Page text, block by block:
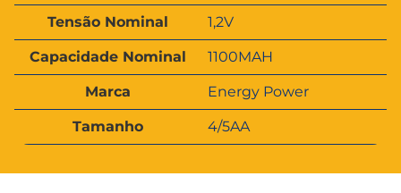
b
t
o
s
l
o
r
Tensão Nominal 1,2V
Capacidade Nominal 1100MAH
Marca Energy Power
Tamanho 4/5AA